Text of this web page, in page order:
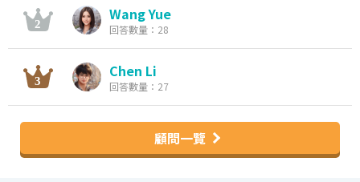
Wang Yue
回答數量：28
Chen Li
回答數量：27
顧問一覽